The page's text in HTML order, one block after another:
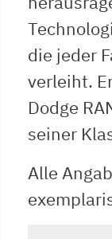
die jeder
verleiht.
Dodge
seiner
Alle